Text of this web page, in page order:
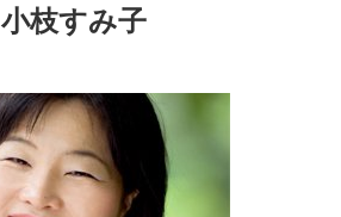
小枝すみ子